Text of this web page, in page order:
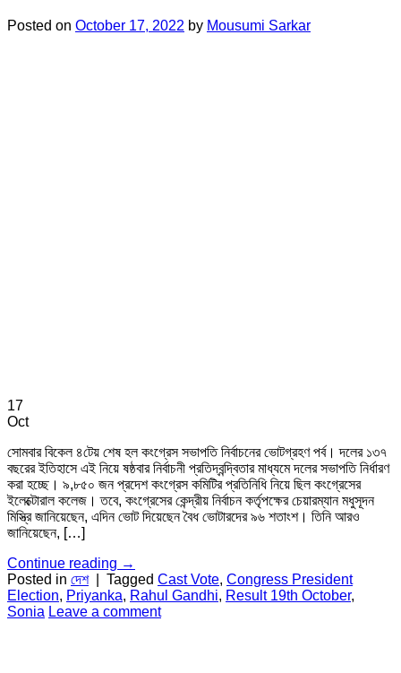
Posted on October 17, 2022 by Mousumi Sarkar
17
Oct
সোমবার বিকেল ৪টেয় শেষ হল কংগ্রেস সভাপতি নির্বাচনের ভোটগ্রহণ পর্ব। দলের ১৩৭
বছরের ইতিহাসে এই নিয়ে ষষ্ঠবার নির্বাচনী প্রতিদ্বন্দ্বিতার মাধ্যমে দলের সভাপতি নির্ধারণ
করা হচ্ছে। ৯,৮৫০ জন প্রদেশ কংগ্রেস কমিটির প্রতিনিধি নিয়ে ছিল কংগ্রেসের
ইলেক্টোরাল কলেজ। তবে, কংগ্রেসের কেন্দ্রীয় নির্বাচন কর্তৃপক্ষের চেয়ারম্যান মধুসূদন
মিস্ত্রি জানিয়েছেন, এদিন ভোট দিয়েছেন বৈধ ভোটারদের ৯৬ শতাংশ। তিনি আরও
জানিয়েছেন, […]
Continue reading →
Posted in দেশ Tagged Cast Vote, Congress President
Election, Priyanka, Rahul Gandhi, Result 19th October,
Sonia Leave a comment